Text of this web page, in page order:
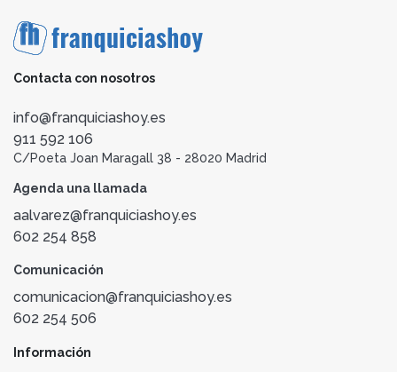
Contacta con nosotros
info@franquiciashoy.es
911 592 106
C/Poeta Joan Maragall 38 - 28020 Madrid
Agenda una llamada
aalvarez@franquiciashoy.es
602 254 858
Comunicación
comunicacion@franquiciashoy.es
602 254 506
Información